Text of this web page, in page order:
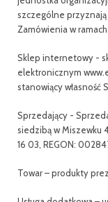
szczególne
Zamówienia w ramach
Sklep internetowy -
elektronicznym
stanowiący własność
Sprzedający -
siedzibą w Miszewku
16 03, REGON:
Towar – produkty